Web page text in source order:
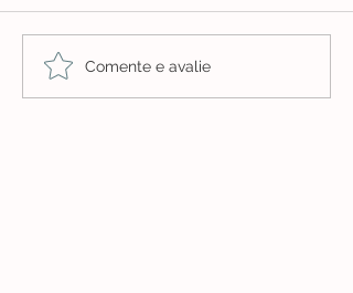
Comente e avalie